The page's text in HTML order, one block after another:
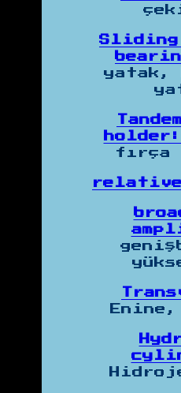
Sliding
yatak,
fırça
Enine,